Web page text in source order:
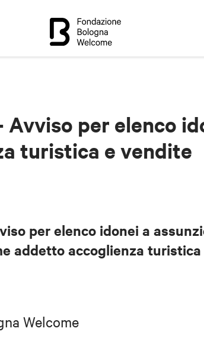
per elenco
turistica e vendite
per elenco idonei a
addetto accoglienza turistica
Welcome